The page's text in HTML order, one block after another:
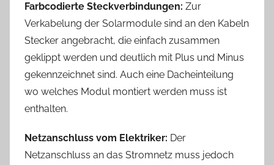
Farbcodierte Steckverbindungen: Zur
Verkabelung der Solarmodule sind an den Kabeln
Stecker angebracht, die einfach zusammen
geklippt werden und deutlich mit Plus und Minus
gekennzeichnet sind. Auch eine Dacheinteilung
wo welches Modul montiert werden muss ist
enthalten.
Netzanschluss vom Elektriker: Der
Netzanschluss an das Stromnetz muss jedoch